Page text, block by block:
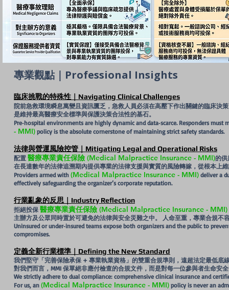
專業觀點｜Professional Insights
臨床挑戰的特殊性｜Navigating Clinical Challenges
院前急救環境瞬息萬變且資訊匱乏，急救人員必須在高壓下作出關鍵的臨床決
是維持最高醫療安全標準與保護決策合法性的基石。
Pre‑hospital environments are highly dynamic and data‑scarce. Responders
- MMI) policy is the absolute cornerstone of maintaining strict safety standards.
法律與營運風險控管｜Mitigating Legal and Operational Risks
配置 醫療專業責任保險 (Medical Malpractice Insurance - MMI)的供
在長達數年的法律追溯期內提供專業的法律支援與實質的風險轉嫁，從根本上
Providers armed with (Medical Malpractice Insurance - MMI) deliver a
effectively safeguarding the organizer’s corporate reputation.
行業亂象的反思｜Industry Reflection
拒絕投保 醫療專業責任保險 (Medical Malpractice Insurance - MMI)
主辦方及公眾同時置於可避免的法律與安全災難之中。 人命至重，專業合規不
Uninsured or under‑insured teams expose both organizers and the public to
compromises.
定義全新行業標準｜Defining the New Standard
我們堅守「完善保險承保 + 專業執業資格」的雙重合規準則，遠超法定最低底
對我們而言，MMI 保單絕非應付檢查的合規文件，而是對每一位參與者生命安
We strictly adhere to dual compliance: comprehensive clinical insurance and
For us, an (Medical Malpractice Insurance - MMI) policy is never an